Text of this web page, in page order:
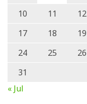
10
11 12
17
18 19
24
25 26
31
« Jul